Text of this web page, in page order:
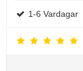
1-6 Vardagar